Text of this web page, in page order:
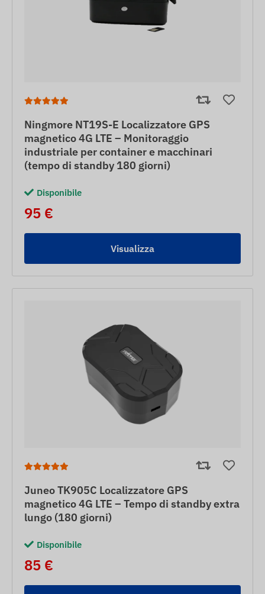
Ningmore NT19S-E Localizzatore GPS
magnetico 4G LTE – Monitoraggio
industriale per container e macchinari
(tempo di standby 180 giorni)
Disponibile
95 €
Visualizza
Juneo TK905C Localizzatore GPS
magnetico 4G LTE – Tempo di standby extra
lungo (180 giorni)
Disponibile
85 €